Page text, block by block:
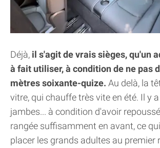
Déjà, il s'agit de vrais sièges, qu'un
à fait utiliser, à condition de ne pas
mètres soixante-quize. Au delà, la
vitre, qui chauffe très vite en été. Il y
jambes... à condition d'avoir
rangée suffisamment en avant, ce
placer les grands adultes au premier